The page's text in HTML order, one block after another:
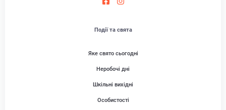
Події та свята
Яке свято сьогодні
Неробочі дні
Шкільні вихідні
Особистості